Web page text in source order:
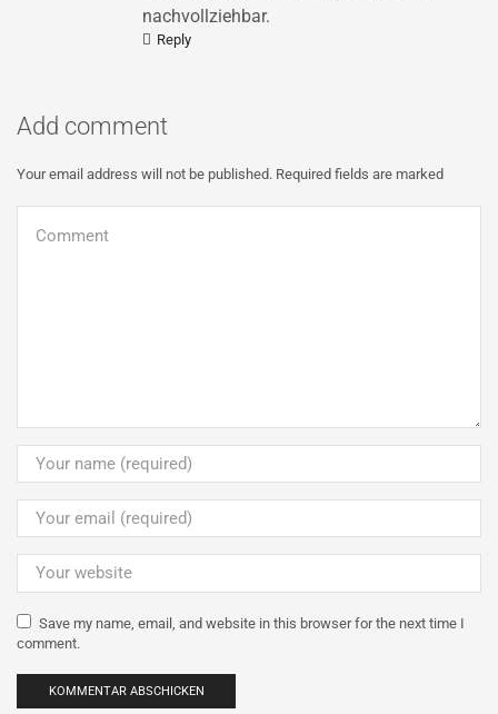
nachvollziehbar.
Reply
Add comment
Your email address will not be published. Required fields are marked
Save my name, email, and website in this browser for the next time I
comment.